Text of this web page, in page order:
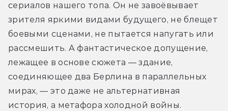
сериалов нашего топа. Он не завоёвывает
зрителя яркими видами будущего, не блещет
боевыми сценами, не пытается напугать или
рассмешить. А фантастическое допущение,
лежащее в основе сюжета — здание,
соединяющее два Берлина в параллельных
мирах, — это даже не альтернативная
история, а метафора холодной войны.